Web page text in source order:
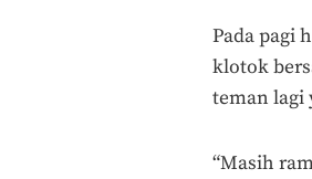
Pada pagi
klotok
teman lagi
“Masih